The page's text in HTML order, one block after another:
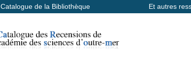
Catalogue de la Bibliothèque
Et autres